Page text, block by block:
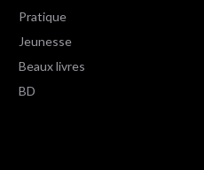
Pratique
Jeunesse
Beaux livres
BD